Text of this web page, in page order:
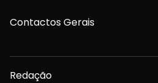
Contactos Gerais
Redação